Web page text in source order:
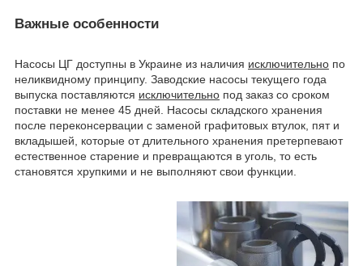
Важные особенности
Насосы ЦГ доступны в Украине из наличия исключительно по
неликвидному принципу. Заводские насосы текущего года
выпуска поставляются исключительно под заказ со сроком
поставки не менее 45 дней. Насосы складского хранения
после переконсервации с заменой графитовых втулок, пят и
вкладышей, которые от длительного хранения претерпевают
естественное старение и превращаются в уголь, то есть
становятся хрупкими и не выполняют свои функции.